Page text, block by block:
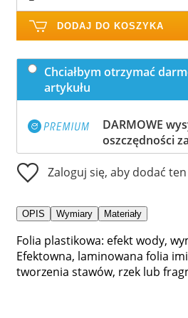
DODAJ DO KOSZYKA
Chciałbym otrzymać
artykułu
DARMOWE
oszczędności
Zaloguj się, aby dodać
OPIS Wymiary Materiały
Folia plastikowa: efekt wody,
Efektowna, laminowana folia
tworzenia stawów, rzek lub